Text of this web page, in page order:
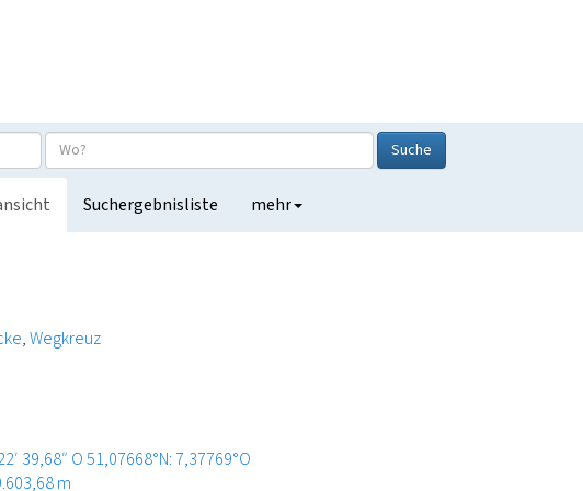
Suche
Suchergebnisliste mehr
Wegkreuz
39,68″ O51,07668°N: 7,37769°O
m